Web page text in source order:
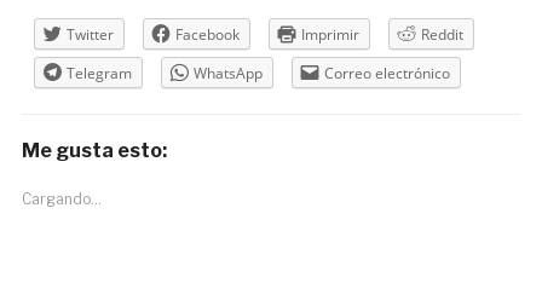
Twitter Facebook Imprimir
Reddit
Telegram
WhatsApp Correo electrónico
Me gusta esto:
Cargando...